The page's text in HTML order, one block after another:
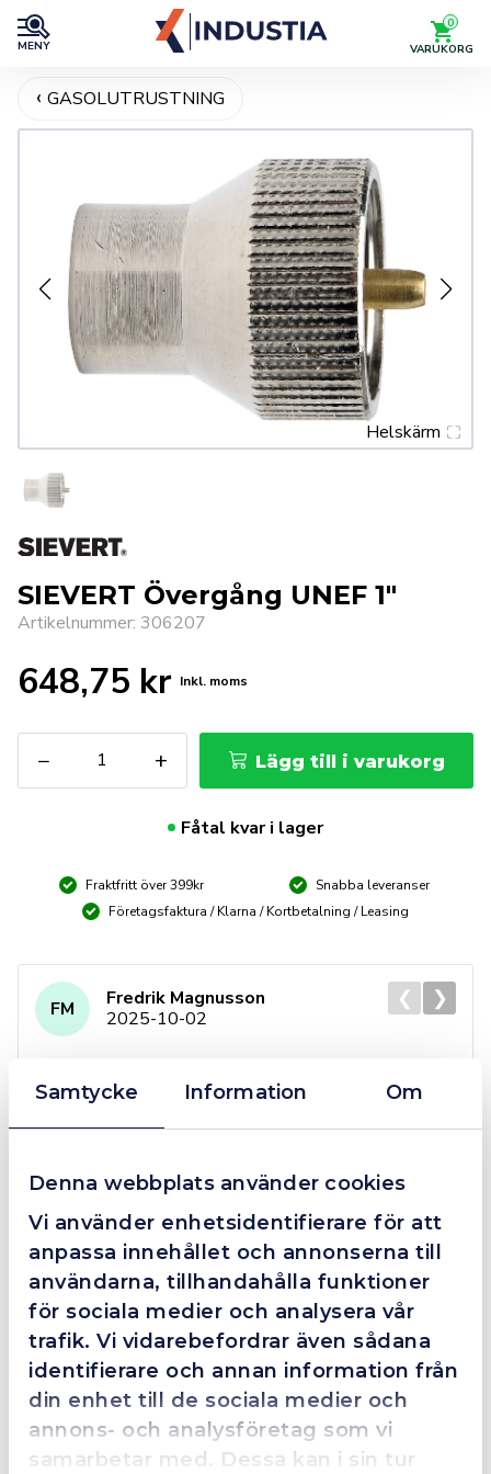
Samtycke Information Om
Denna webbplats använder cookies
Vi använder enhetsidentifierare för att
anpassa innehållet och annonserna till
användarna, tillhandahålla funktioner
för sociala medier och analysera vår
trafik. Vi vidarebefordrar även sådana
identifierare och annan information från
din enhet till de sociala medier och
annons- och analysföretag som vi
samarbetar med. Dessa kan i sin tur
MENY
0
VARUKORG
GASOLUTRUSTNING
Helskärm
SIEVERT Övergång UNEF 1″
Artikelnummer: 306207
648,75 kr Inkl. moms
−
Övergång
UNEF
+ Lägg till i varukorg
Fåtal kvar i lager
Fraktfritt över 399kr
Snabba leveranser
Företagsfaktura / Klarna / Kortbetalning / Leasing
4.4 10 Reviews
FM
Fredrik Magnusson
2025-10-02
Grym service!
Trots en billigare order, som det blev lite strul med,
så agerade dom blixtsnabbt och löste det långt över
förväntan. Hade kontakt med Alexander, som förtjänar
en extra guldstjärna.
❮ ❯
Beskrivning